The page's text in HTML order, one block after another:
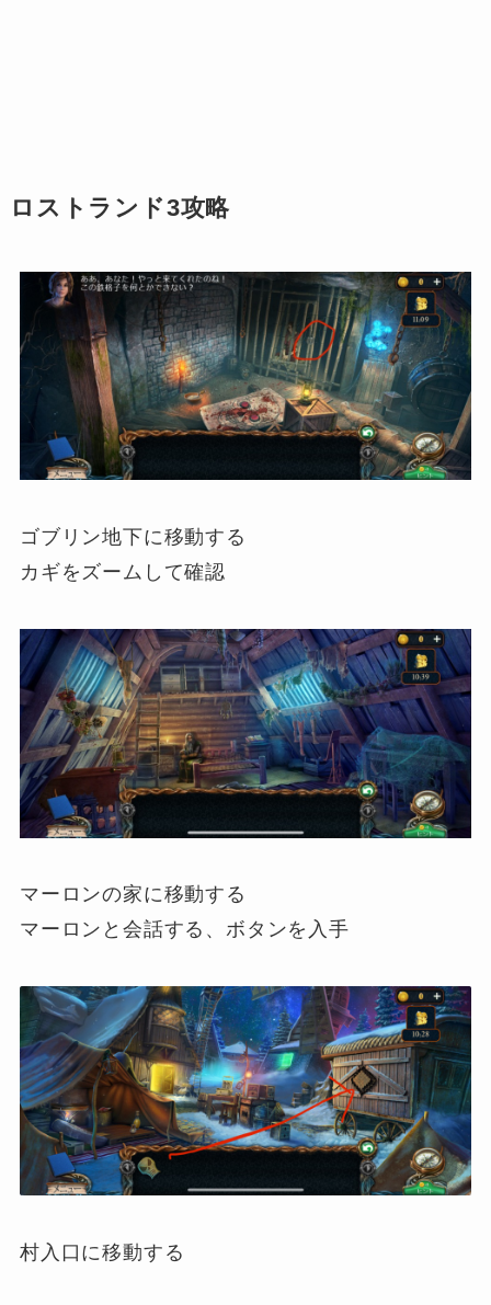
ロストランド3攻略
ゴブリン地下に移動する
カギをズームして確認
マーロンの家に移動する
マーロンと会話する、ボタンを入手
村入口に移動する